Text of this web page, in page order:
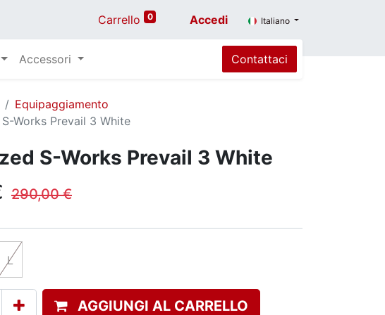
Carrello 0 Accedi Italiano
Accessori Contattaci
Equipaggiamento
Works Prevail 3 White
S-Works Prevail 3 White
290,00€
L
AGGIUNGI AL CARRELLO